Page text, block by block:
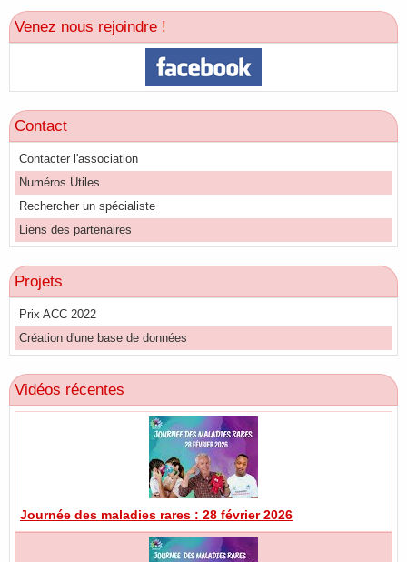
Venez nous rejoindre !
Contact
Contacter l'association
Numéros Utiles
Rechercher un spécialiste
Liens des partenaires
Projets
Prix ACC 2022
Création d'une base de données
Vidéos récentes
Journée des maladies rares : 28 février 2026